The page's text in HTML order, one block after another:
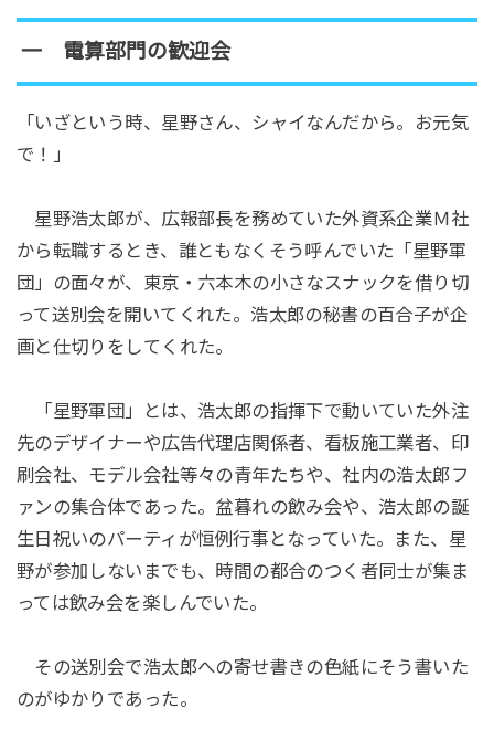
一 電算部門の歓迎会
「いざという時、星野さん、シャイなんだから。お元気
で！」
星野浩太郎が、広報部長を務めていた外資系企業Ｍ社
から転職するとき、誰ともなくそう呼んでいた「星野軍
団」の面々が、東京・六本木の小さなスナックを借り切
って送別会を開いてくれた。浩太郎の秘書の百合子が企
画と仕切りをしてくれた。
「星野軍団」とは、浩太郎の指揮下で動いていた外注
先のデザイナーや広告代理店関係者、看板施工業者、印
刷会社、モデル会社等々の青年たちや、社内の浩太郎フ
ァンの集合体であった。盆暮れの飲み会や、浩太郎の誕
生日祝いのパーティが恒例行事となっていた。また、星
野が参加しないまでも、時間の都合のつく者同士が集ま
っては飲み会を楽しんでいた。
その送別会で浩太郎への寄せ書きの色紙にそう書いた
のがゆかりであった。